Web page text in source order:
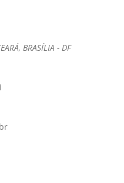
BRASÍLIA - DF